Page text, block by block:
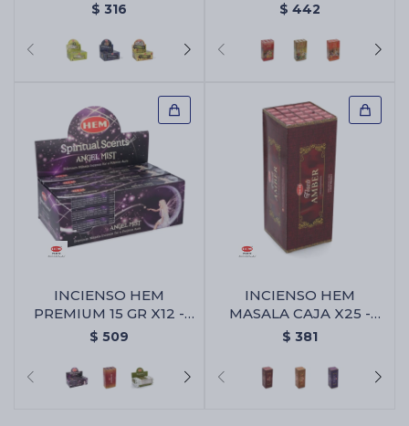
$ 316
Ambar
$ 442
INCIENSO HEM
PREMIUM 15 GR X12 -
Angel Místico
$ 509
INCIENSO HEM
MASALA CAJA X25 -
Ambar
$ 381